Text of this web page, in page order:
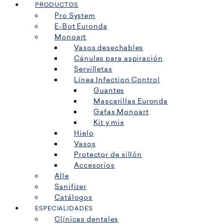
PRODUCTOS
Pro System
E-Bot Euronda
Monoart
Vasos desechables
Cánulas para aspiración
Servilletas
Línea Infection Control
Guantes
Mascarillas Euronda
Gafas Monoart
Kit y mix
Hielo
Vasos
Protector de sillón
Accesorios
Alle
Sanifizer
Catálogos
ESPECIALIDADES
Clínicas dentales